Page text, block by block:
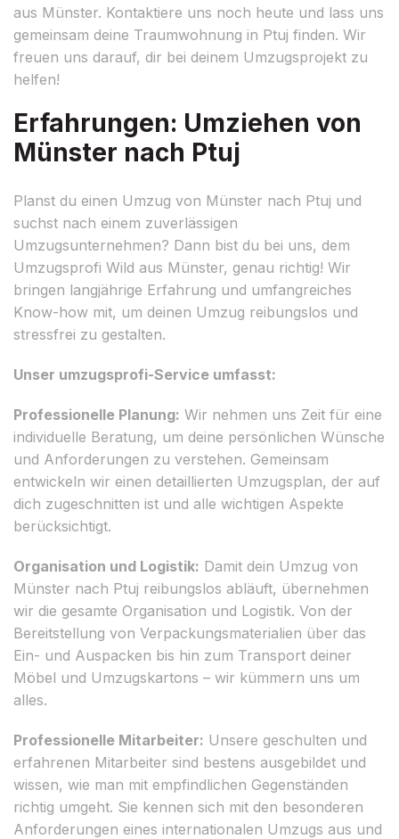
aus Münster. Kontaktiere uns noch heute und lass uns
gemeinsam deine Traumwohnung in Ptuj finden. Wir
freuen uns darauf, dir bei deinem Umzugsprojekt zu
helfen!
Erfahrungen: Umziehen von
Münster nach Ptuj
Planst du einen Umzug von Münster nach Ptuj und
suchst nach einem zuverlässigen
Umzugsunternehmen? Dann bist du bei uns, dem
Umzugsprofi Wild aus Münster, genau richtig! Wir
bringen langjährige Erfahrung und umfangreiches
Know-how mit, um deinen Umzug reibungslos und
stressfrei zu gestalten.
Unser umzugsprofi-Service umfasst:
Professionelle Planung: Wir nehmen uns Zeit für eine
individuelle Beratung, um deine persönlichen Wünsche
und Anforderungen zu verstehen. Gemeinsam
entwickeln wir einen detaillierten Umzugsplan, der auf
dich zugeschnitten ist und alle wichtigen Aspekte
berücksichtigt.
Organisation und Logistik: Damit dein Umzug von
Münster nach Ptuj reibungslos abläuft, übernehmen
wir die gesamte Organisation und Logistik. Von der
Bereitstellung von Verpackungsmaterialien über das
Ein- und Auspacken bis hin zum Transport deiner
Möbel und Umzugskartons – wir kümmern uns um
alles.
Professionelle Mitarbeiter: Unsere geschulten und
erfahrenen Mitarbeiter sind bestens ausgebildet und
wissen, wie man mit empfindlichen Gegenständen
richtig umgeht. Sie kennen sich mit den besonderen
Anforderungen eines internationalen Umzugs aus und